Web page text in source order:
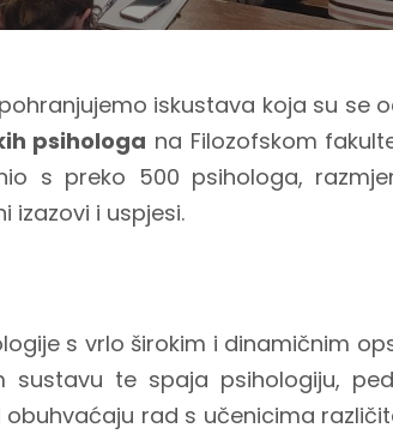
iskustava koja su se
psihologa na Filozofskom
s preko 500 psihologa,
izazovi i uspjesi.
s vrlo širokim i dinamičnim
te spaja psihologiju,
obuhvaćaju rad s učenicima